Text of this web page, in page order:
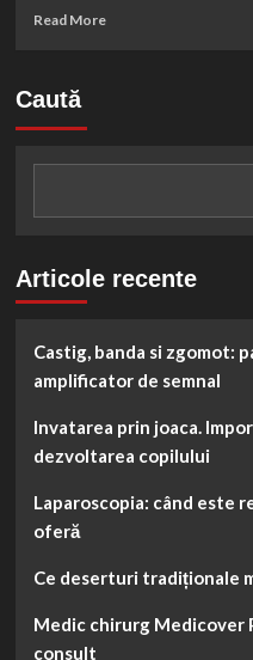
Read MoreRead
Caută
Articole recente
Castig, banda si zgomot:
amplificator de semnal
Invatarea prin joaca.
dezvoltarea copilului
Laparoscopia: când este
oferă
Ce deserturi tradiționale
Medic chirurg Medicover
consult